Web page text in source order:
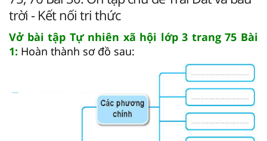
trời - Kết nối tri thức
Vở bài tập Tự nhiên xã hội lớp 3 trang 75 Bài
1: Hoàn thành sơ đồ sau: